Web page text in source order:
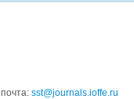
sst@journals.ioffe.ru